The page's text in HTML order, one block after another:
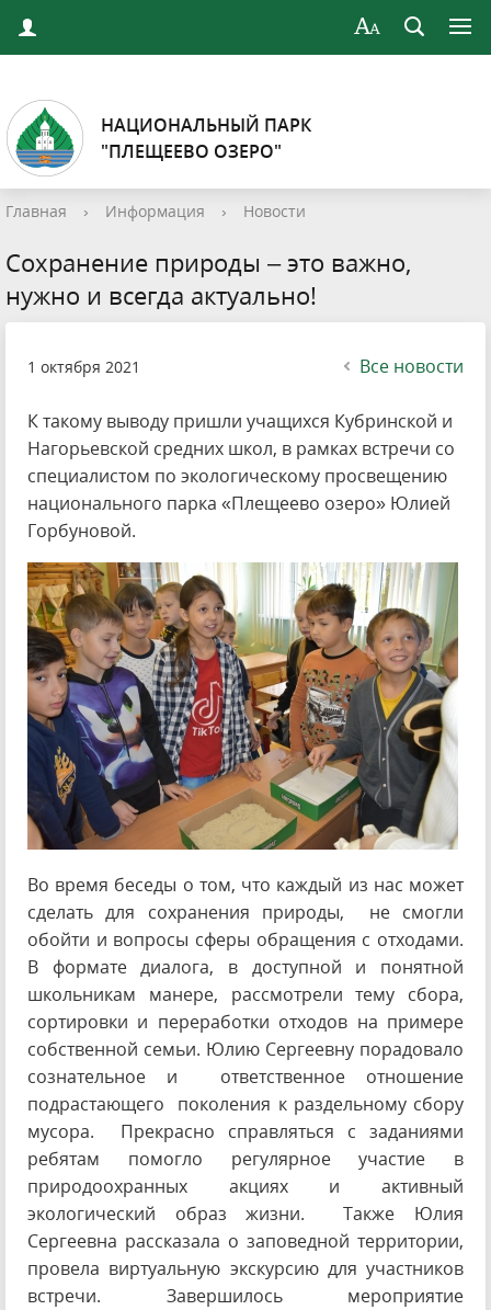
НАЦИОНАЛЬНЫЙ ПАРК
"ПЛЕЩЕЕВО ОЗЕРО"
Главная › Информация › Новости
Сохранение природы – это важно,
нужно и всегда актуально!
1 октября 2021 Все новости
К такому выводу пришли учащихся Кубринской и
Нагорьевской средних школ, в рамках встречи со
специалистом по экологическому просвещению
национального парка «Плещеево озеро» Юлией
Горбуновой.
Во время беседы о том, что каждый из нас может
сделать для сохранения природы, не смогли
обойти и вопросы сферы обращения с отходами.
В формате диалога, в доступной и понятной
школьникам манере, рассмотрели тему сбора,
сортировки и переработки отходов на примере
собственной семьи. Юлию Сергеевну порадовало
сознательное и ответственное отношение
подрастающего поколения к раздельному сбору
мусора. Прекрасно справляться с заданиями
ребятам помогло регулярное участие в
природоохранных акциях и активный
экологический образ жизни. Также Юлия
Сергеевна рассказала о заповедной территории,
провела виртуальную экскурсию для участников
встречи. Завершилось мероприятие